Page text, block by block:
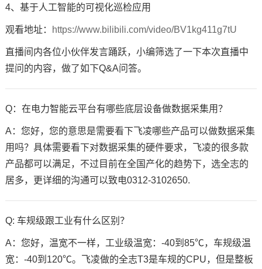
4、基于人工智能的可视化巡检应用
观看地址： https://www.bilibili.com/video/BV1kg411g7tU
直播间内各位小伙伴发言踊跃，小编筛选了一下本次直播中
提问的内容，做了如下Q&A问答。
Q：在电力智能云平台有哪些底层设备做数据采集用？
A：您好，您的意思是需要看下飞凌哪些产品可以做数据采集
用吗？具体需要看下对数据采集的硬件要求，飞凌的很多款
产品都可以满足，不过目前在全国产化的趋势下，选全志的
居多，更详细的沟通可以致电0312-3102650.
Q: 车规级跟工业有什么区别？
A：您好，温宽不一样，工业级温宽：-40到85℃，车规级温
宽：-40到120℃。飞凌做的全志T3是车规的CPU，但是整板